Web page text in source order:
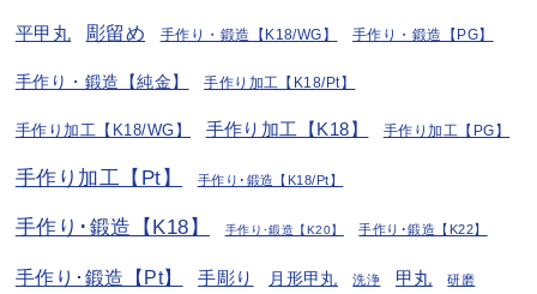
平甲丸 彫留め 手作り・鍛造【K18/WG】 手作り・鍛造【PG】
手作り・鍛造【純金】 手作り加工【K18/Pt】
手作り加工【K18/WG】 手作り加工【K18】 手作り加工【PG】
手作り加工【Pt】 手作り･鍛造【K18/Pt】
手作り･鍛造【K18】 手作り･鍛造【K20】 手作り･鍛造【K22】
手作り･鍛造【Pt】 手彫り 月形甲丸 洗浄 甲丸 研磨